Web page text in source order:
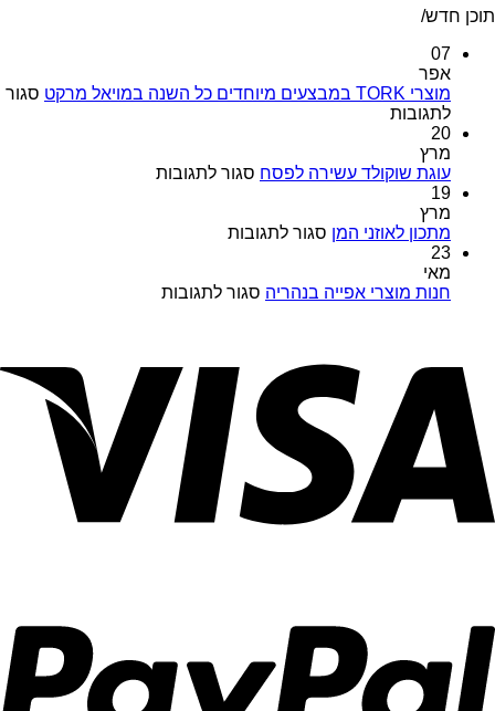
תוכן חדש/
07
אפר
מוצרי TORK במבצעים מיוחדים כל השנה במויאל מרקט
סגור
לתגובותעל
במבצעים
השנה
20
מרץ
עוגת שוקולד עשירה לפסח סגור לתגובותעל
19
מרץ
מתכון לאוזני המן סגור לתגובותעל
המן
23
מאי
חנות מוצרי אפייה בנהריה סגור לתגובותעל
בנהריה